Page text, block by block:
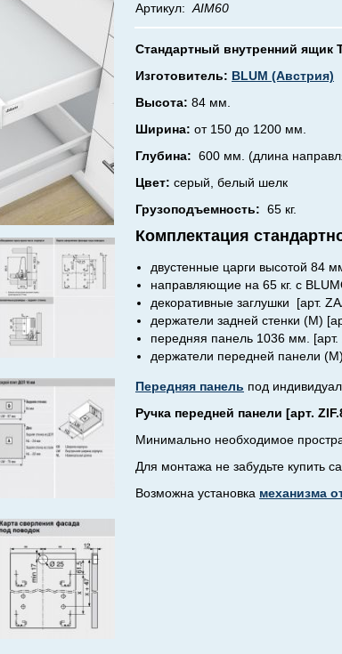
Артикул: AIM60
Стандартный внутренний ящик
Изготовитель: BLUM (Австрия)
Высота: 84 мм.
Ширина: от 150 до 1200 мм.
Глубина: 600 мм. (длина
Цвет: серый, белый шелк
Грузоподъемность: 65 кг.
Комплектация
двустенные царги высотой 84
направляющие на 65 кг. с
декоративные заглушки [арт.
держатели задней стенки (M)
передняя панель 1036 мм.
держатели передней панели
Передняя панель под
Ручка передней панели [арт.
Минимально необходимое
Для монтажа не забудьте купить
Возможна установка механизма